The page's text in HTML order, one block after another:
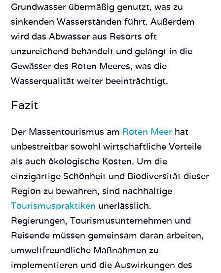
Grundwasser übermäßig genutzt, was zu
sinkenden Wasserständen führt. Außerdem
wird das Abwasser aus Resorts oft
unzureichend behandelt und gelangt in die
Gewässer des Roten Meeres, was die
Wasserqualität weiter beeinträchtigt.
Fazit
Der Massentourismus am Roten Meer hat
unbestreitbar sowohl wirtschaftliche Vorteile
als auch ökologische Kosten. Um die
einzigartige Schönheit und Biodiversität dieser
Region zu bewahren, sind nachhaltige
Tourismuspraktiken unerlässlich.
Regierungen, Tourismusunternehmen und
Reisende müssen gemeinsam daran arbeiten,
umweltfreundliche Maßnahmen zu
implementieren und die Auswirkungen des